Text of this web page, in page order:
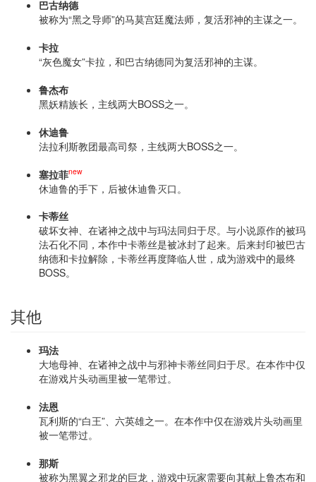
巴古纳德
被称为“黑之导师”的马莫宫廷魔法师，复活邪神的主谋之一。
卡拉
“灰色魔女”卡拉，和巴古纳德同为复活邪神的主谋。
鲁杰布
黑妖精族长，主线两大BOSS之一。
休迪鲁
法拉利斯教团最高司祭，主线两大BOSS之一。
塞拉菲new
休迪鲁的手下，后被休迪鲁灭口。
卡蒂丝
破坏女神、在诸神之战中与玛法同归于尽。与小说原作的被玛
法石化不同，本作中卡蒂丝是被冰封了起来。后来封印被巴古
纳德和卡拉解除，卡蒂丝再度降临人世，成为游戏中的最终
BOSS。
其他
玛法
大地母神、在诸神之战中与邪神卡蒂丝同归于尽。在本作中仅
在游戏片头动画里被一笔带过。
法恩
瓦利斯的“白王”、六英雄之一。在本作中仅在游戏片头动画里
被一笔带过。
那斯
被称为黑翼之邪龙的巨龙，游戏中玩家需要向其献上鲁杰布和